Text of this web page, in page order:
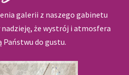
galerii z naszego gabinetu
że wystrój i atmosfera
Państwu do gustu.